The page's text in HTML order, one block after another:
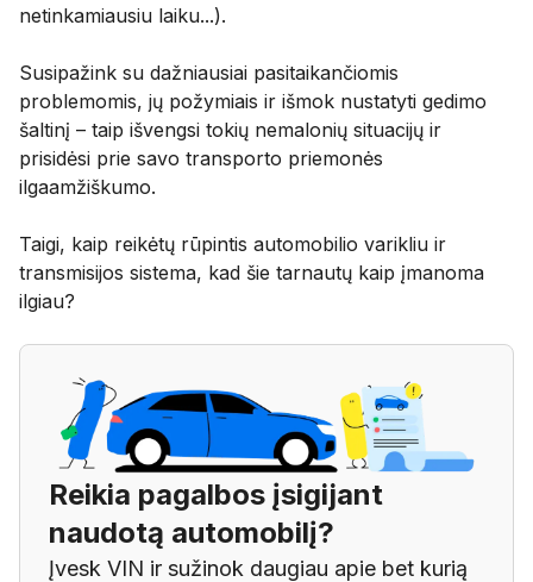
netinkamiausiu laiku...).
Susipažink su dažniausiai pasitaikančiomis
problemomis, jų požymiais ir išmok nustatyti gedimo
šaltinį – taip išvengsi tokių nemalonių situacijų ir
prisidėsi prie savo transporto priemonės
ilgaamžiškumo.
Taigi, kaip reikėtų rūpintis automobilio varikliu ir
transmisijos sistema, kad šie tarnautų kaip įmanoma
ilgiau?
Reikia pagalbos įsigijant
naudotą automobilį?
Įvesk VIN ir sužinok daugiau apie bet kurią